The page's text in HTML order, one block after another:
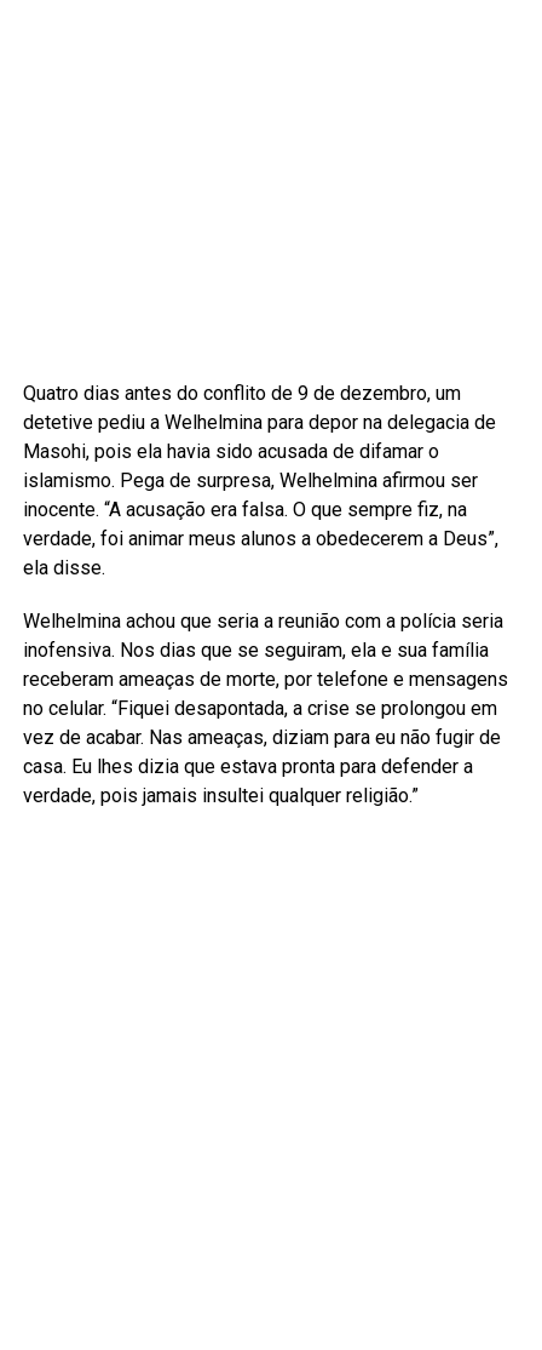
Quatro dias antes do conflito de 9 de dezembro, um
detetive pediu a Welhelmina para depor na delegacia de
Masohi, pois ela havia sido acusada de difamar o
islamismo. Pega de surpresa, Welhelmina afirmou ser
inocente. “A acusação era falsa. O que sempre fiz, na
verdade, foi animar meus alunos a obedecerem a Deus”,
ela disse.
Welhelmina achou que seria a reunião com a polícia seria
inofensiva. Nos dias que se seguiram, ela e sua família
receberam ameaças de morte, por telefone e mensagens
no celular. “Fiquei desapontada, a crise se prolongou em
vez de acabar. Nas ameaças, diziam para eu não fugir de
casa. Eu lhes dizia que estava pronta para defender a
verdade, pois jamais insultei qualquer religião.”